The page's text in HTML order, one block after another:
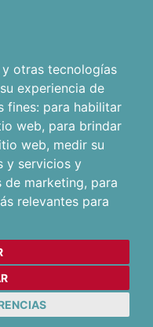
otras tecnologías
experiencia de
fines: para habilitar
web, para brindar
web, medir su
y servicios y
de marketing, para
relevantes para